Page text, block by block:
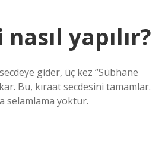
yapılır?
gider, üç kez “Sübhane
Bu, kıraat secdesini tamamlar.
selamlama yoktur.